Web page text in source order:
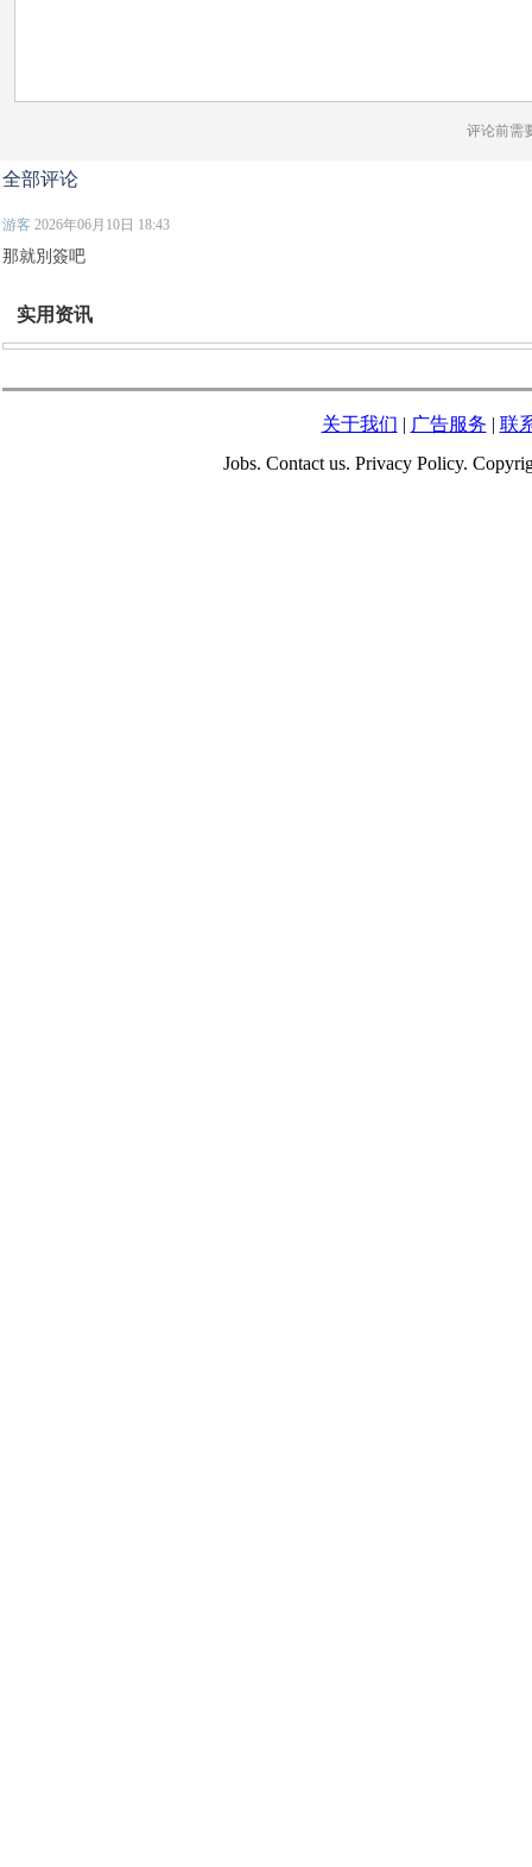
评论前需
全部评论
游客 2026年06月10日 18:43
那就別簽吧
实用资讯
关于我们 | 广告服务 | 联
Jobs. Contact us. Privacy Policy.